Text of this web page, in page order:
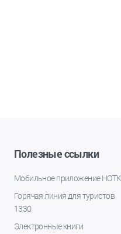
Полезные ссылки
Мобильное приложение НОТК
Горячая линия для туристов
1330
Электронные книги